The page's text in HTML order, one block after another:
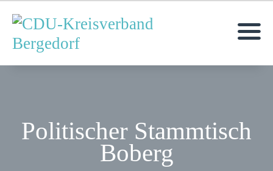
Politischer Stammtisch
Boberg
ÜBER UNS